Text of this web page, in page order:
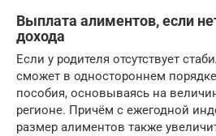
Выплата алиментов, если
дохода
Если у родителя отсутствует
сможет в одностороннем
пособия, основываясь на
регионе. Причём с ежегодной
размер алиментов также